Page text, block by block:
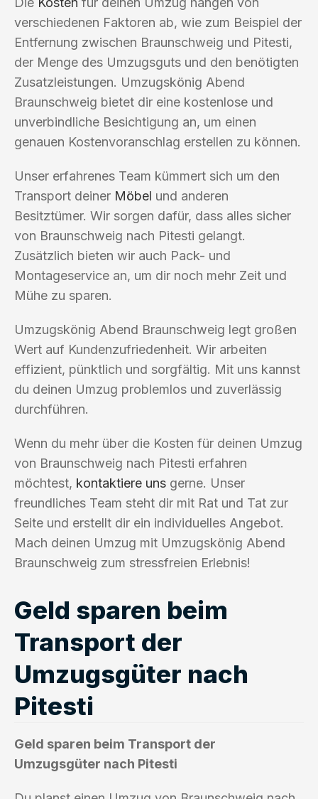
verschiedenen Faktoren ab, wie zum Beispiel der
Entfernung zwischen Braunschweig und Pitesti,
der Menge des Umzugsguts und den benötigten
Zusatzleistungen. Umzugskönig Abend
Braunschweig bietet dir eine kostenlose und
unverbindliche Besichtigung an, um einen
genauen Kostenvoranschlag erstellen zu können.
Unser erfahrenes Team kümmert sich um den
Transport deiner Möbel und anderen
Besitztümer. Wir sorgen dafür, dass alles sicher
von Braunschweig nach Pitesti gelangt.
Zusätzlich bieten wir auch Pack- und
Montageservice an, um dir noch mehr Zeit und
Mühe zu sparen.
Umzugskönig Abend Braunschweig legt großen
Wert auf Kundenzufriedenheit. Wir arbeiten
effizient, pünktlich und sorgfältig. Mit uns kannst
du deinen Umzug problemlos und zuverlässig
durchführen.
Wenn du mehr über die Kosten für deinen Umzug
von Braunschweig nach Pitesti erfahren
möchtest, kontaktiere uns gerne. Unser
freundliches Team steht dir mit Rat und Tat zur
Seite und erstellt dir ein individuelles Angebot.
Mach deinen Umzug mit Umzugskönig Abend
Braunschweig zum stressfreien Erlebnis!
Geld sparen beim
Transport der
Umzugsgüter nach
Pitesti
Geld sparen beim Transport der
Umzugsgüter nach Pitesti